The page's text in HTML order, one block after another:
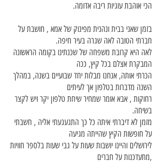
הכי אוהבת עוגיות ריבה אדומה.
בזמן שאני בבית ונהנית מפינוק של אמא , חושבת על
חברתי הטובה לאה שגרה בעיר חיפה.
לאה היא קרובת משפחה של שכנתינו בקומה הראשונה
המבקרת אצלם בכל קיץ, ככה
הכרתי אותה, אנחנו מבלות יחד שבועיים בשנה, במהלך
השנה מדברות בטלפון אך לעיתים
רחוקות , אבא אומר שמחיר שיחת טלפון יקר ויש לקצר
בשיחה.
מזמן לא דיברתי איתה כל כך התגעגעתי אליה , חשבתי
על חופשות הקיץ שהייתה מגיעה
לירושלים והיינו יושבות שעות על גבי שעות בלספר חוויות
,מתעדכנות על חברים